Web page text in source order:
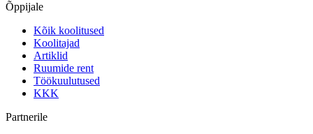
Õppijale
Kõik koolitused
Koolitajad
Artiklid
Ruumide rent
Töökuulutused
KKK
Partnerile